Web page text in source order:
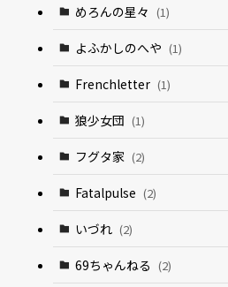
めろんの星々 (1)
よふかしのへや (1)
Frenchletter (1)
狼少女団 (1)
フグタ家 (2)
Fatalpulse (2)
いづれ (2)
69ちゃんねる (2)